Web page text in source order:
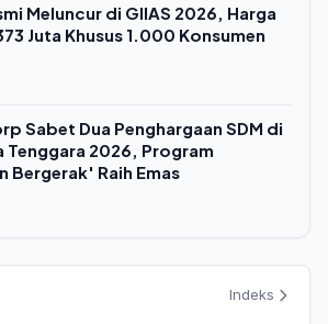
Meluncur di GIIAS 2026, Harga
Juta Khusus 1.000 Konsumen
Sabet Dua Penghargaan SDM di
Tenggara 2026, Program
Bergerak' Raih Emas
Indeks